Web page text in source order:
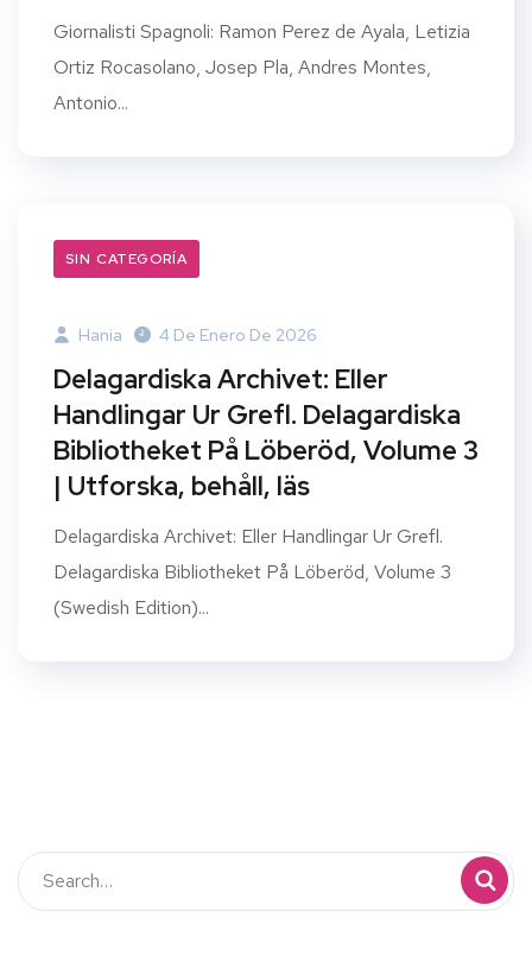
Giornalisti Spagnoli: Ramon Perez de Ayala, Letizia
Ortiz Rocasolano, Josep Pla, Andres Montes,
Antonio...
SIN CATEGORÍA
Hania 4 De Enero De 2026
Delagardiska Archivet: Eller
Handlingar Ur Grefl. Delagardiska
Bibliotheket På Löberöd, Volume 3
| Utforska, behåll, läs
Delagardiska Archivet: Eller Handlingar Ur Grefl.
Delagardiska Bibliotheket På Löberöd, Volume 3
(Swedish Edition)...